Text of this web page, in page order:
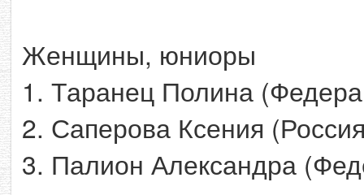
Женщины, юниоры
1. Таранец Полина
2. Саперова Ксения
3. Палион Александра